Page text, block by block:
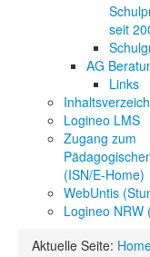
seit
AG
Links
Logineo LMS
Zugang zum
(ISN/E-Home)
WebUntis
Logineo NRW
Aktuelle Seite: